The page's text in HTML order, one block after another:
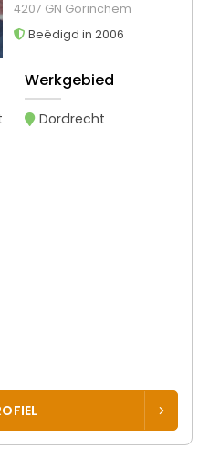
4207 GN Gorinchem
Beëdigd in 2006
Werkgebied
Dordrecht